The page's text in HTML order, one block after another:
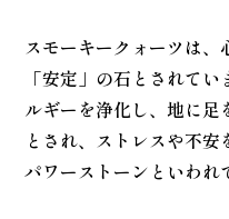
スモーキークォーツは、
「安定」の石とされて
ルギーを浄化し、地に足
とされ、ストレスや不
パワーストーンといわれ